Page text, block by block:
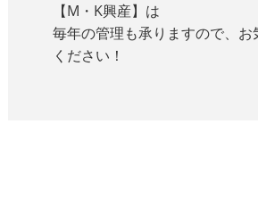
【M・K興産】は
毎年の管理も承りますので、お
ください！